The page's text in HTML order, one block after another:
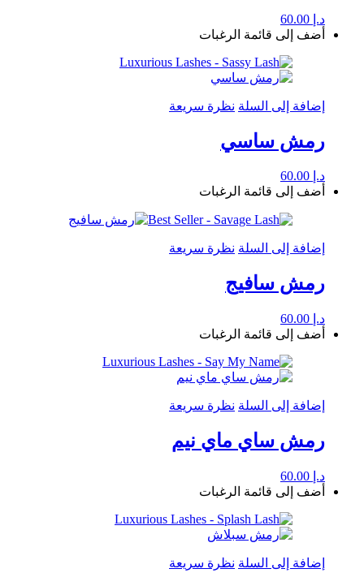
د.إ
أضف إلى قائمة الرغبات
إضافة إلى السلة نظرة سريعة
رمش ساسي
د.إ
أضف إلى قائمة الرغبات
إضافة إلى السلة نظرة سريعة
رمش سافيج
د.إ
أضف إلى قائمة الرغبات
إضافة إلى السلة نظرة سريعة
رمش ساي ماي نيم
د.إ
أضف إلى قائمة الرغبات
إضافة إلى السلة نظرة سريعة